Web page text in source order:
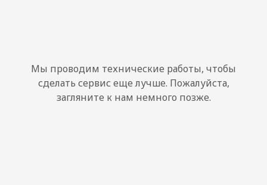
Мы проводим технические работы, чтобы
сделать сервис еще лучше. Пожалуйста,
загляните к нам немного позже.